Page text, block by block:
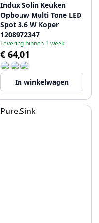
Indux Solin Keuken
Opbouw Multi Tone LED
Spot 3.6 W Koper
1208972347
Levering binnen 1 week
€ 64,01
In winkelwagen